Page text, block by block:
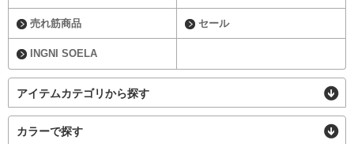
売れ筋商品 セール
INGNI SOELA
アイテムカテゴリから探す
カラーで探す